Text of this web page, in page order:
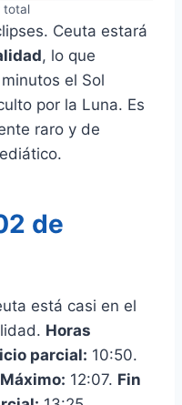
total
Ceuta estará
, lo que
el Sol
por la Luna. Es
raro y de
de
está casi en el
Horas
parcial: 10:50.
Máximo: 12:07. Fin